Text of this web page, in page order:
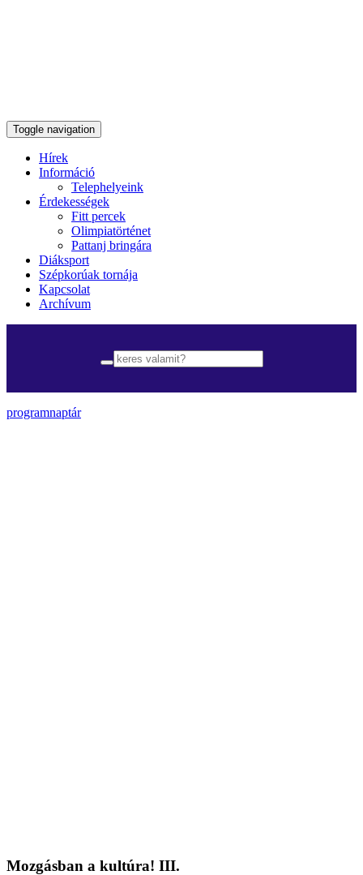
Toggle navigation
Hírek
Információ
Telephelyeink
Érdekességek
Fitt percek
Olimpiatörténet
Pattanj bringára
Diáksport
Szépkorúak tornája
Kapcsolat
Archívum
programnaptár
Mozgásban a kultúra! III.